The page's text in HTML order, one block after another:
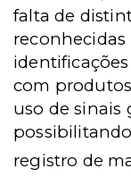
falta de
com
uso de sinais
registro de